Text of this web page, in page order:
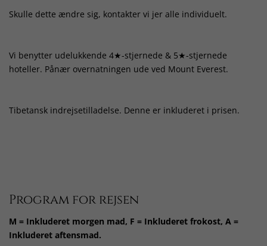
Skulle dette ændre sig, kontakter vi jer alle individuelt.
Vi benytter udelukkende 4★-stjernede & 5★-stjernede
hoteller. Pånær overnatningen ude ved Mount Everest.
Tibetansk indrejsetilladelse. Denne er inkluderet i prisen.
Program for rejsen
M = Inkluderet morgen mad, F = Inkluderet frokost, A =
Inkluderet aftensmad.